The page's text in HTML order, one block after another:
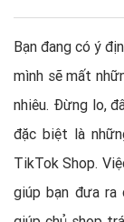
Bạn đang có ý
mình sẽ mất
nhiêu. Đừng lo,
đặc biệt là
TikTok Shop.
giúp bạn đưa ra